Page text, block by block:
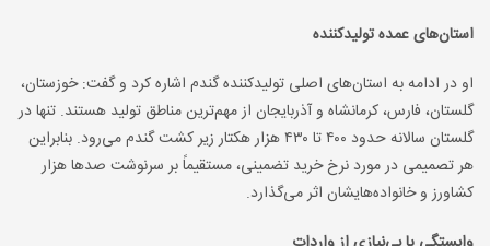
استان‌های عمده تولیدکننده
او در ادامه به استان‌های اصلی تولیدکننده گندم اشاره کرد و گفت: خوزستان،
گلستان، فارس، کرمانشاه و آذربایجان از مهم‌ترین مناطق تولید هستند. تنها در
گلستان سالانه حدود ۴۰۰ تا ۴۳۰ هزار هکتار زیر کشت گندم می‌رود. بنابراین
هر تصمیمی در مورد نرخ خرید تضمینی، مستقیماً بر سرنوشت صدها هزار
کشاورز و خانواده‌هایشان اثر می‌گذارد.